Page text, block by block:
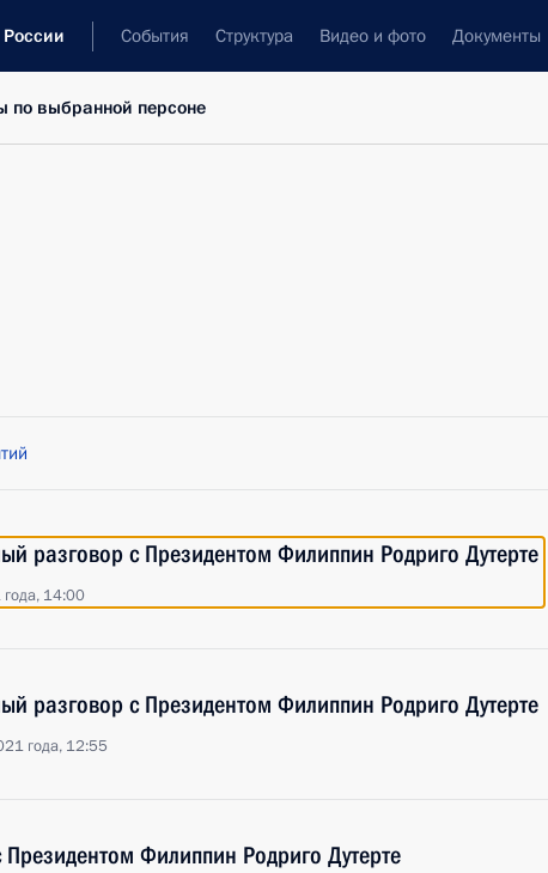
События Структура Видео и фото Документы
по выбранной персоне
разговор с Президентом Филиппин Родриго Дутерте
14:00
разговор с Президентом Филиппин Родриго Дутерте
года, 12:55
Президентом Филиппин Родриго Дутерте